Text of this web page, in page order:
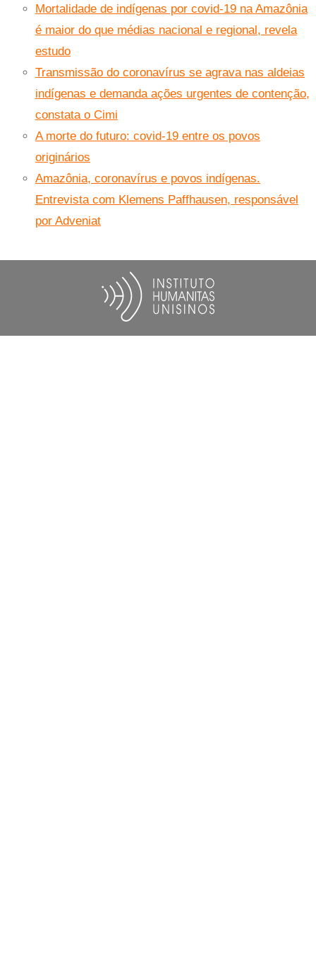
Mortalidade de indígenas por covid-19 na Amazônia
é maior do que médias nacional e regional, revela
estudo
Transmissão do coronavírus se agrava nas aldeias
indígenas e demanda ações urgentes de contenção,
constata o Cimi
A morte do futuro: covid-19 entre os povos
originários
Amazônia, coronavírus e povos indígenas.
Entrevista com Klemens Paffhausen, responsável
por Adveniat